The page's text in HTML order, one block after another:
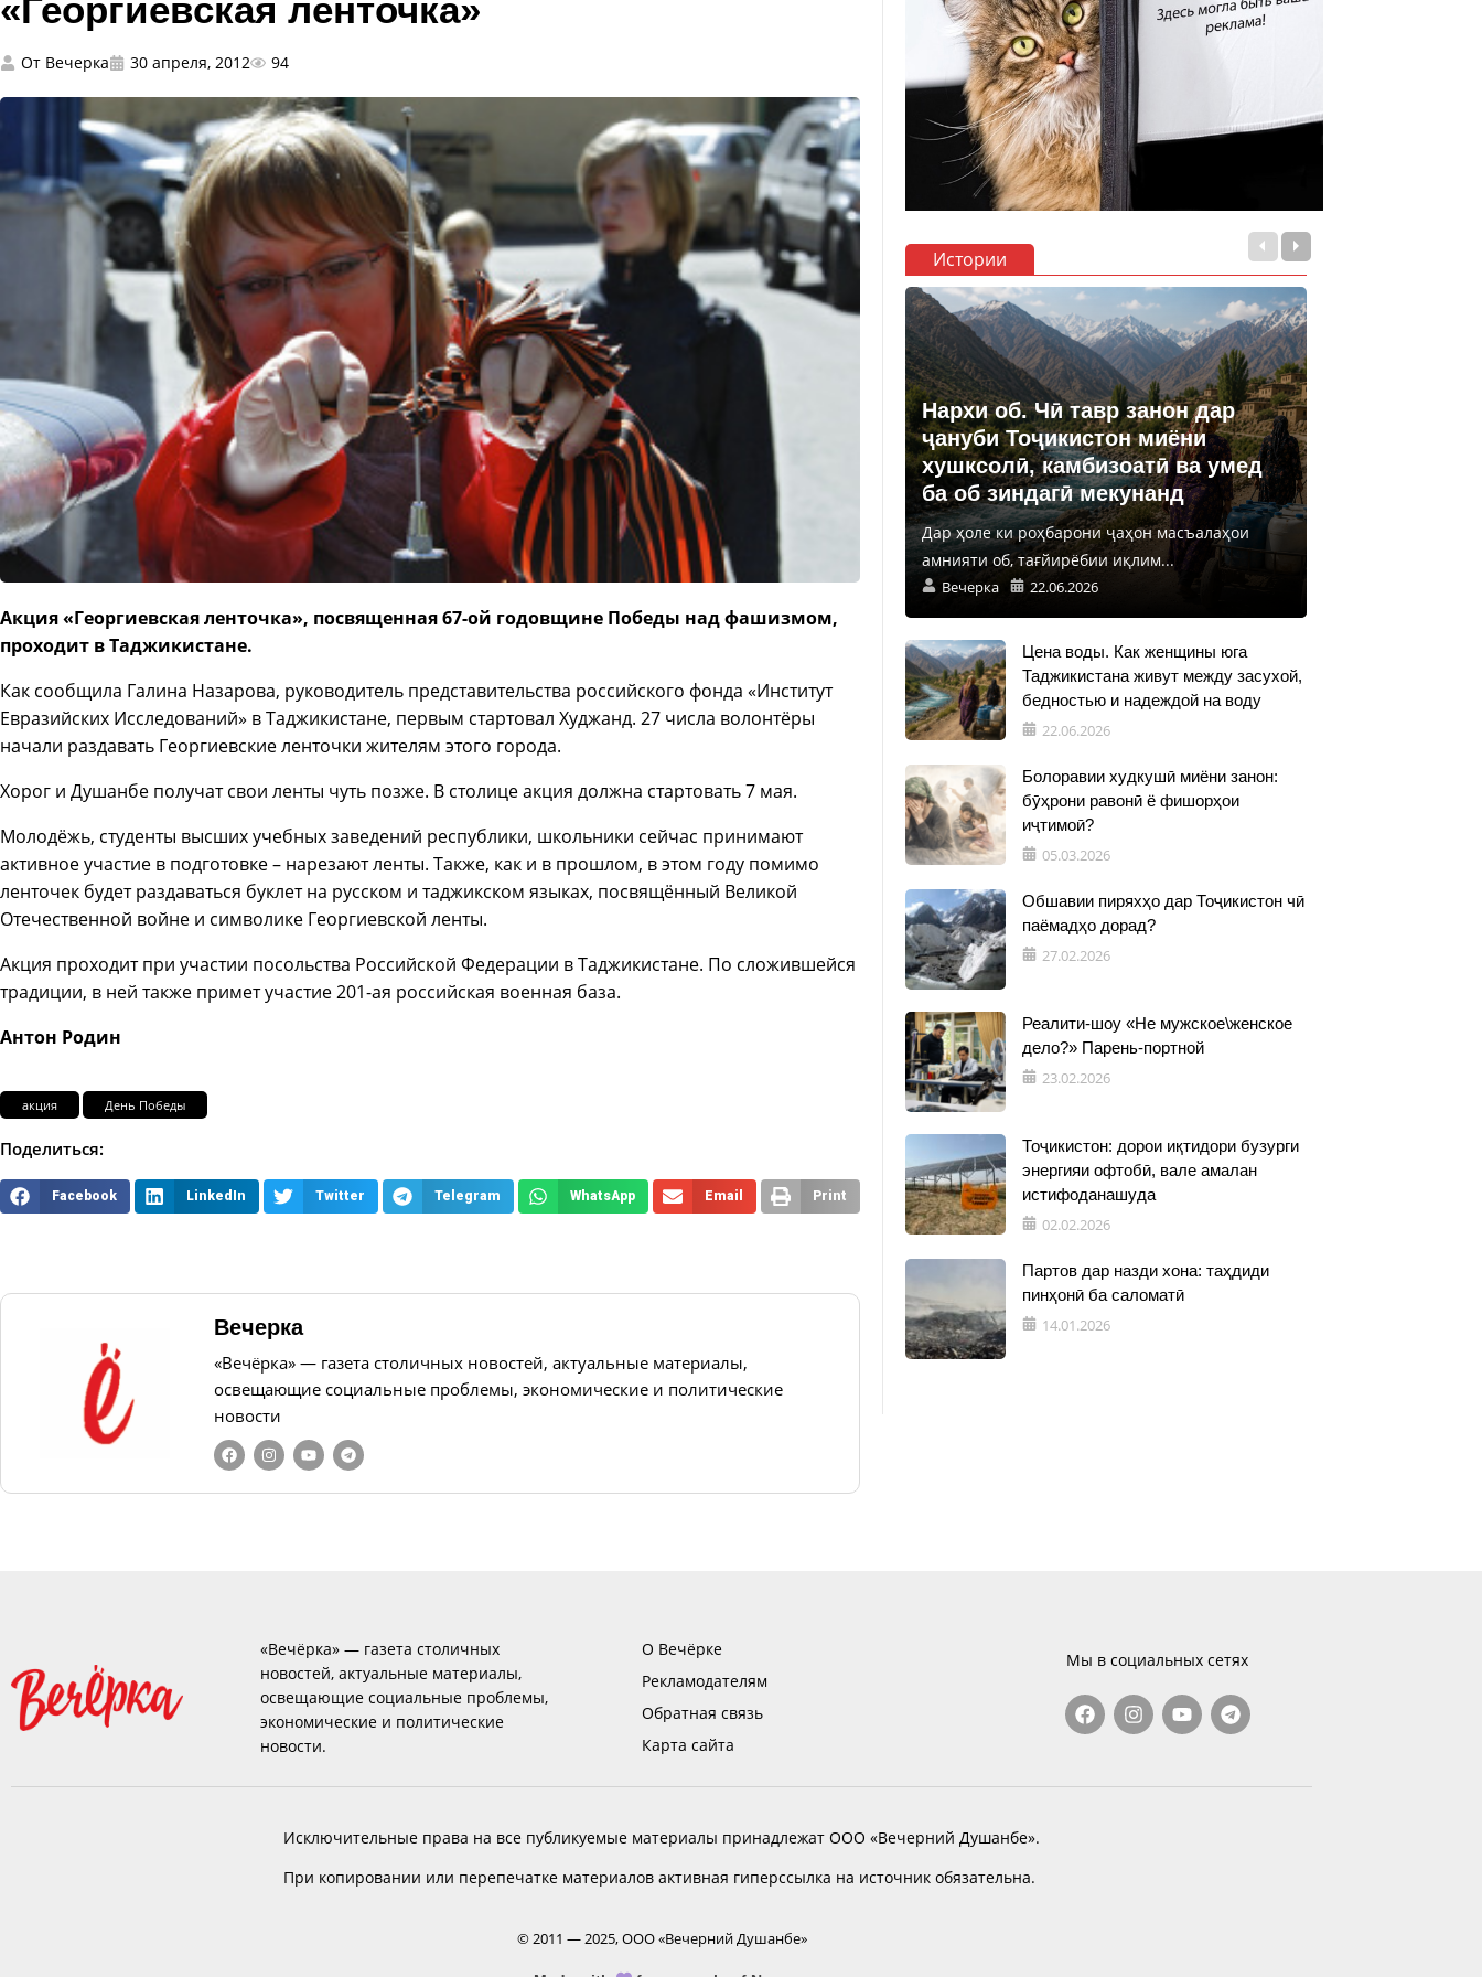
«Георгиевская ленточка»
От Вечерка 30 апреля, 2012 94
Акция «Георгиевская ленточка», посвященная 67-ой годовщине Победы над фашизмом,
проходит в Таджикистане.
Как сообщила Галина Назарова, руководитель представительства российского фонда «Институт
Евразийских Исследований» в Таджикистане, первым стартовал Худжанд. 27 числа волонтёры
начали раздавать Георгиевские ленточки жителям этого города.
Хорог и Душанбе получат свои ленты чуть позже. В столице акция должна стартовать 7 мая.
Молодёжь, студенты высших учебных заведений республики, школьники сейчас принимают
активное участие в подготовке – нарезают ленты. Также, как и в прошлом, в этом году помимо
ленточек будет раздаваться буклет на русском и таджикском языках, посвящённый Великой
Отечественной войне и символике Георгиевской ленты.
Акция проходит при участии посольства Российской Федерации в Таджикистане. По сложившейся
традиции, в ней также примет участие 201-ая российская военная база.
Антон Родин
акция День Победы
Поделиться:
Facebook LinkedIn Twitter Telegram WhatsApp Email Print
Вечерка
«Вечёрка» — газета столичных новостей, актуальные материалы,
освещающие социальные проблемы, экономические и политические
новости
Истории
Нархи об. Чӣ тавр занон дар
ҷануби Тоҷикистон миёни
хушксолӣ, камбизоатӣ ва умед
ба об зиндагӣ мекунанд
Дар ҳоле ки роҳбарони ҷаҳон масъалаҳои
амнияти об, тағйирёбии иқлим...
Вечерка 22.06.2026
Цена воды. Как женщины юга
Таджикистана живут между засухой,
бедностью и надеждой на воду
22.06.2026
Болоравии худкушӣ миёни занон:
бӯҳрони равонӣ ё фишорҳои
иҷтимоӣ?
05.03.2026
Обшавии пиряхҳо дар Тоҷикистон чӣ
паёмадҳо дорад?
27.02.2026
Реалити-шоу «Не мужское\женское
дело?» Парень-портной
23.02.2026
Тоҷикистон: дорои иқтидори бузурги
энергияи офтобӣ, вале амалан
истифоданашуда
02.02.2026
Партов дар назди хона: таҳдиди
пинҳонӣ ба саломатӣ
14.01.2026
«Вечёрка» — газета столичных
новостей, актуальные материалы,
освещающие социальные проблемы,
экономические и политические
новости.
О Вечёрке
Рекламодателям
Обратная связь
Карта сайта
Мы в социальных сетях
Исключительные права на все публикуемые материалы принадлежат ООО «Вечерний Душанбе».
При копировании или перепечатке материалов активная гиперссылка на источник обязательна.
© 2011 — 2025, ООО «Вечерний Душанбе»